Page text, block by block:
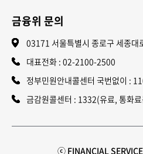
금융위 문의
03171 서울특별시 종로구 세종대
대표전화 : 02-2100-2500
정부민원안내콜센터 국번없이 :
금감원콜센터 : 1332(유료, 통화
ⓒ FINANCIAL